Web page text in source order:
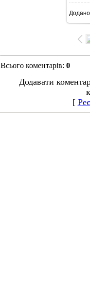
Додано
Всього коментарів: 0
Додавати
[